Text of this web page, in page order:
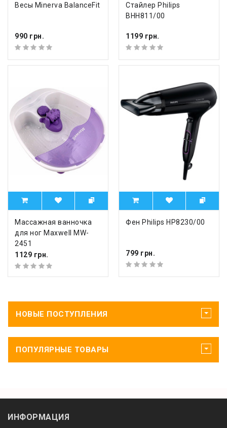
Весы Minerva BalanceFit
990 грн.
Стайлер Philips
BHH811/00
1199 грн.
Массажная ванночка
для ног Maxwell MW-
2451
1129 грн.
Фен Philips HP8230/00
799 грн.
НОВЫЕ ПОСТУПЛЕНИЯ
ПОПУЛЯРНЫЕ ТОВАРЫ
ИНФОРМАЦИЯ